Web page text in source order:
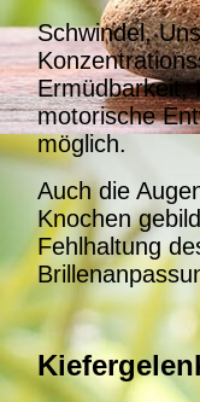
Schwindel,
Ermüdbarkeit,
motorische
möglich.
Auch die
Knochen
Fehlhaltung